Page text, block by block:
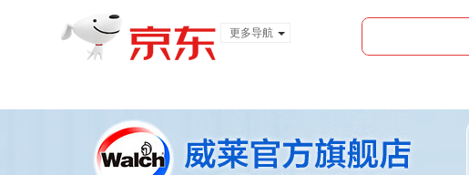
更多导航